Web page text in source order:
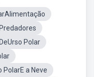
Polar
PolarE a Neve